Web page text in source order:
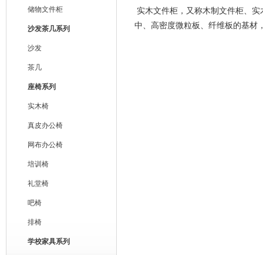
储物文件柜
沙发茶几系列
沙发
茶几
座椅系列
实木椅
真皮办公椅
网布办公椅
培训椅
礼堂椅
吧椅
排椅
学校家具系列
实木文件柜，又称木制文件柜、
中、高密度微粒板、纤维板的基材